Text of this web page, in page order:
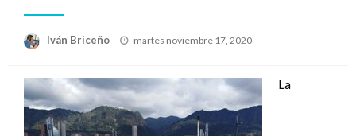
Iván Briceño
Publicado
martes noviembre 17, 2020
La